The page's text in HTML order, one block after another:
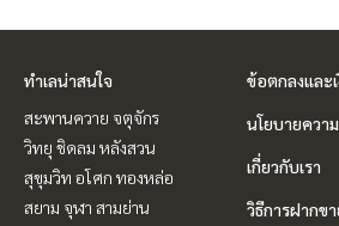
ทำเลน่าสนใจ
สะพานควาย จตุจักร
วิทยุ ชิดลม หลังสวน
สุขุมวิท อโศก ทองหล่อ
สยาม จุฬา สามย่าน
ข้อตกลงและ
นโยบายควา
เกี่ยวกับเรา
วิธีการฝากขา